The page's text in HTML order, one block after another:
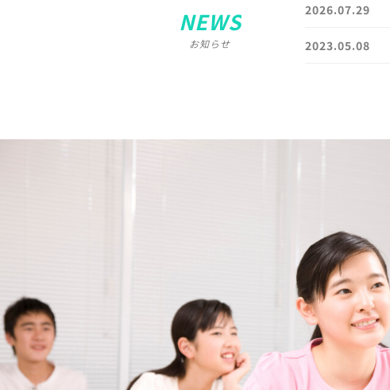
NEWS
お知らせ
2026.07.29
2023.05.08